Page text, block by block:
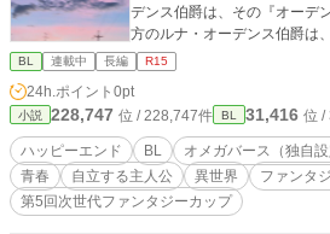
デンス伯爵は、その『オーデ
方のルナ・オーデンス伯爵は
ーデンスのΩ』を守る人々に
の高等部1年生 正義感が強く
数字に関する記憶は忘れない。 （攻め） クラーブ・グランデ
ールはグランデール侯爵家の
族ぐるみの付き合いがあった
彼の匂いを嗅ぎ分ける事がで
識していた。 リュウールとは
部3年 トルベール学園高等部
BL 連載中 長編 R15
24h.ポイント 0pt
小説 228,747 位 / 228,747件 BL 31,416 位 /
ハッピーエンド BL オメガバース（独自設
青春
自立する主人公 異世界
ファンタ
第5回次世代ファンタジーカップ